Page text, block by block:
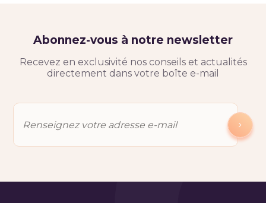
Abonnez-vous à notre newsletter
Recevez en exclusivité nos conseils et actualités
directement dans votre boîte e-mail